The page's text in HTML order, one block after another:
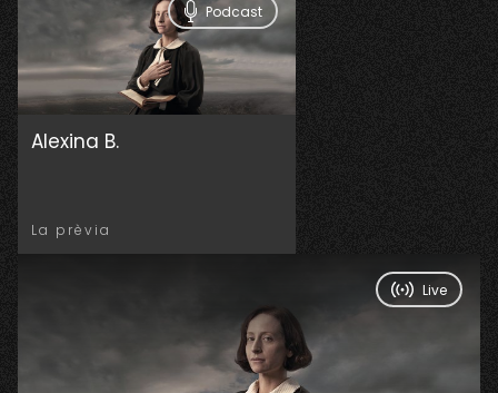
Alexina B.
La prèvia
Podcast
Live